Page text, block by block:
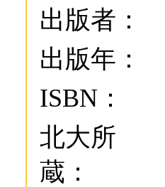
出版者：
出版年：
ISBN：
北大所
蔵：